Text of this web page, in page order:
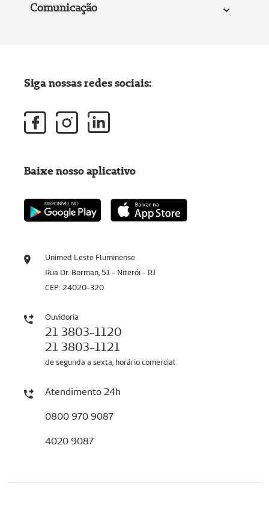
Comunicação
Unimed Leste Fluminense
Rua Dr. Borman, 51 - Niterói - RJ
CEP: 24020-320
Ouvidoria
21 3803-1120
21 3803-1121
de segunda a sexta, horário comercial
Atendimento 24h
0800 970 9087
4020 9087
Siga nossas redes sociais:
Baixe nosso aplicativo